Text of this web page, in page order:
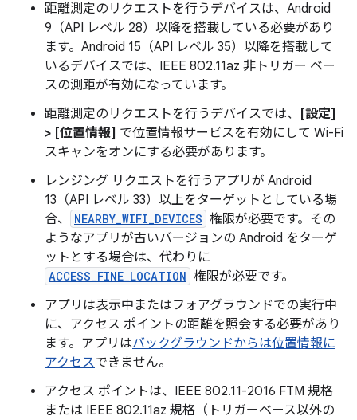
距離測定のリクエストを行うデバイスは、Android
9（API レベル 28）以降を搭載している必要があり
ます。Android 15（API レベル 35）以降を搭載して
いるデバイスでは、IEEE 802.11az 非トリガー ベー
スの測距が有効になっています。
距離測定のリクエストを行うデバイスでは、
[設定]
> [位置情報] で位置情報サービスを有効にして Wi-Fi
スキャンをオンにする必要があります。
レンジング リクエストを行うアプリが Android
13（API レベル 33）以上をターゲットとしている場
合、
NEARBY_WIFI_DEVICES 権限が必要です。その
ようなアプリが古いバージョンの Android をターゲ
ットとする場合は、代わりに
ACCESS_FINE_LOCATION 権限が必要です。
アプリは表示中またはフォアグラウンドでの実行中
に、アクセス ポイントの距離を照会する必要があり
ます。アプリはバックグラウンドからは位置情報に
アクセスできません。
アクセス ポイントは、IEEE 802.11-2016 FTM 規格
または IEEE 802.11az 規格（トリガーベース以外の